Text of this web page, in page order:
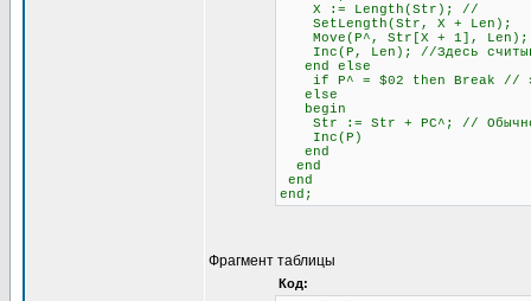
X := Length(Str); //
SetLength(Str, X +
Move(P^, Str[X + 1],
Inc(P, Len); //Здесь
end else
if P^ = $02 then Break // это
else
begin
Str := Str + PC^; // Обычное
Inc(P)
end
end
end
end;
Фрагмент таблицы
Код: